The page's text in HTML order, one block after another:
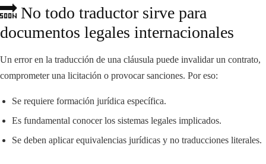
🔜 No todo traductor sirve para
documentos legales internacionales
Un error en la traducción de una cláusula puede invalidar un contrato,
comprometer una licitación o provocar sanciones. Por eso:
Se requiere formación jurídica específica.
Es fundamental conocer los sistemas legales implicados.
Se deben aplicar equivalencias jurídicas y no traducciones literales.